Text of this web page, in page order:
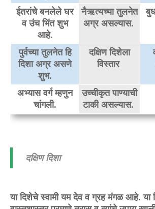
ईतरांचे बनलेले घर
व उंच भिंत शुभ
आहे.
नैऋत्यच्या तुलनेत
अग्र असल्यास.
पुर्वच्या तुलनेत हि
दिशा अग्र असणे
शुभ.
दक्षिण दिशेला
विस्तार
अभ्यास वर्ग म्हणुन
चांगली.
उच्चीकृत पाण्याची
टाकी असल्यास.
दक्षिण दिशा
या दिशेचे स्वामी यम देव व ग्रह मंगळ आहे.